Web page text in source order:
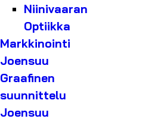
Niinivaaran
Optiikka
Markkinointi
Joensuu
Graafinen
suunnittelu
Joensuu